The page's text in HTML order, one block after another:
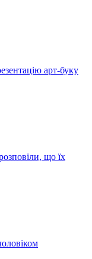
арт-буку
що їх